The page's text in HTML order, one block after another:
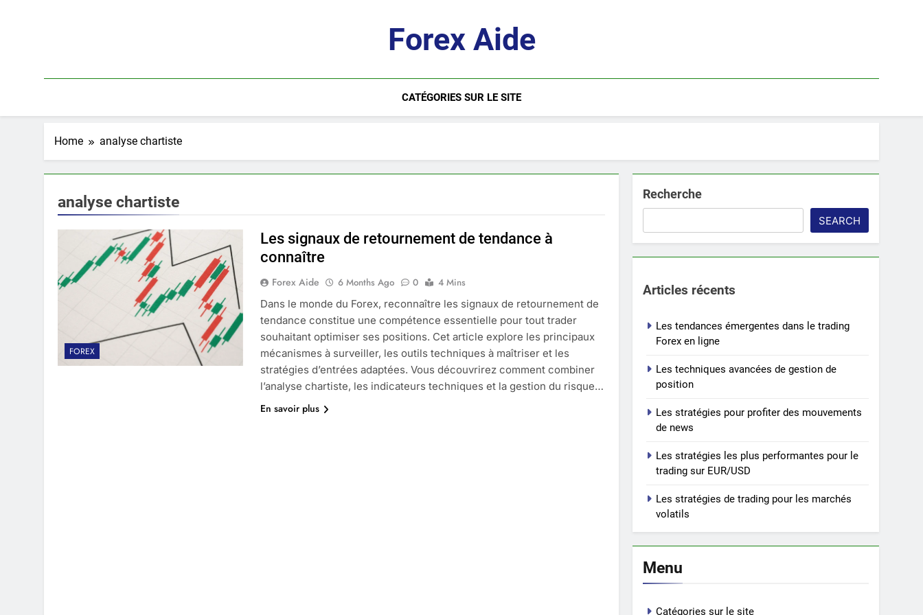
Forex Aide
CATÉGORIES SUR LE SITE
Home analyse chartiste
analyse chartiste
FOREX
Les signaux de retournement de tendance à
connaître
Forex Aide 6 Months Ago 0
4 Mins
Dans le monde du Forex, reconnaître les signaux de retournement de
tendance constitue une compétence essentielle pour tout trader
souhaitant optimiser ses positions. Cet article explore les principaux
mécanismes à surveiller, les outils techniques à maîtriser et les
stratégies d’entrées adaptées. Vous découvrirez comment combiner
l’analyse chartiste, les indicateurs techniques et la gestion du risque…
En savoir plus
Recherche
SEARCH
Articles récents
Les tendances émergentes dans le trading
Forex en ligne
Les techniques avancées de gestion de
position
Les stratégies pour profiter des mouvements
de news
Les stratégies les plus performantes pour le
trading sur EUR/USD
Les stratégies de trading pour les marchés
volatils
Menu
Catégories sur le site